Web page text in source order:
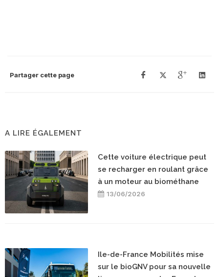
Partager cette page
A LIRE ÉGALEMENT
Cette voiture électrique peut
se recharger en roulant grâce
à un moteur au biométhane
13/06/2026
Ile-de-France Mobilités mise
sur le bioGNV pour sa nouvelle